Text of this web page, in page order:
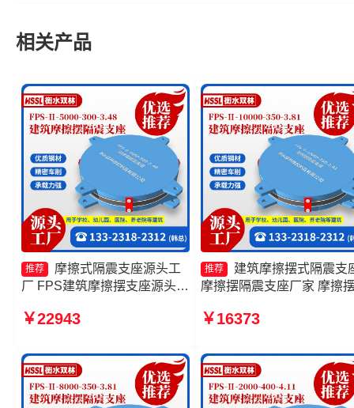
相关产品
推荐
摩擦式隔震支座源头工
厂 FPS建筑摩擦摆支座源头工
7000-300-3.48厂家 摩擦摆隔
源头工厂
￥22943
推荐
建筑摩擦摆式隔震支
摩擦摆隔震支座厂家 摩擦
厂家 摩擦摆隔震支座FPSII-
￥16373